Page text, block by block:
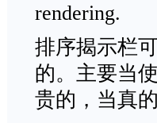
rendering.
排序揭示栏
的。主要当
贵的，当真